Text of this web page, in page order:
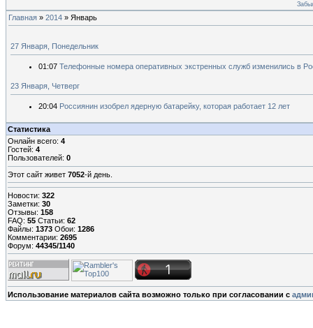
Главная » 2014 » Январь
27 Января, Понедельник
01:07 Телефонные номера оперативных экстренных служб изменились в
23 Января, Четверг
20:04 Россиянин изобрел ядерную батарейку, которая работает 12 лет
Статистика
Онлайн всего: 4
Гостей: 4
Пользователей: 0
Этот сайт живет 7052-й день.
Новости: 322
Заметки: 30
Отзывы: 158
FAQ: 55 Статьи: 62
Файлы: 1373 Обои: 1286
Комментарии: 2695
Форум: 44345/1140
Использование материалов сайта возможно только при согласовании с